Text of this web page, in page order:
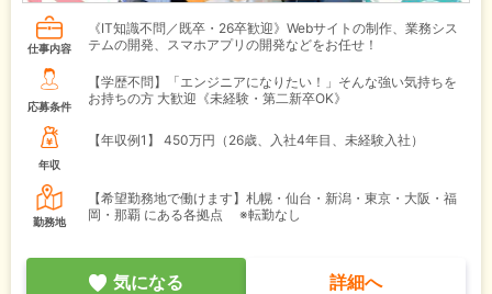
仕事内容
《IT知識不問／既卒・26卒歓迎》Webサイトの制作、業務シス
テムの開発、スマホアプリの開発などをお任せ！
応募条件
【学歴不問】「エンジニアになりたい！」そんな強い気持ちを
お持ちの方 大歓迎《未経験・第二新卒OK》
年収
【年収例1】 450万円（26歳、入社4年目、未経験入社）
勤務地
【希望勤務地で働けます】札幌・仙台・新潟・東京・大阪・福
岡・那覇 にある各拠点 ※転勤なし
気になる 詳細へ